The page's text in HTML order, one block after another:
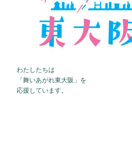
わたしたちは
「舞いあがれ東大阪」を
応援しています。